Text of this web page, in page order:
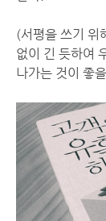
(서평을 쓰기 위
없이 긴 듯하여
나가는 것이 좋